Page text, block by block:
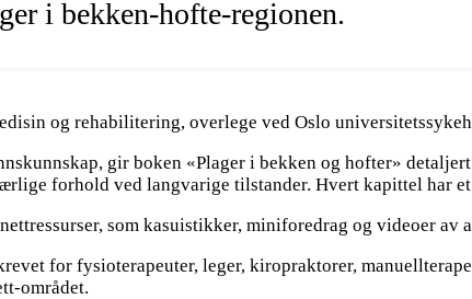
i bekken-hofte-regionen.
og rehabilitering, overlege ved Oslo
gir boken «Plager i bekken og hofter»
forhold ved langvarige tilstander. Hvert kapittel har
som kasuistikker, miniforedrag og videoer av
for fysioterapeuter, leger, kiropraktorer,
området.